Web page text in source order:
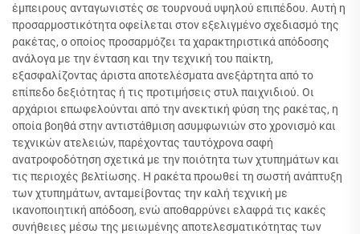
έμπειρους ανταγωνιστές σε τουρνουά υψηλού επιπέδου. Αυτή η
προσαρμοστικότητα οφείλεται στον εξελιγμένο σχεδιασμό της
ρακέτας, ο οποίος προσαρμόζει τα χαρακτηριστικά απόδοσης
ανάλογα με την ένταση και την τεχνική του παίκτη,
εξασφαλίζοντας άριστα αποτελέσματα ανεξάρτητα από το
επίπεδο δεξιότητας ή τις προτιμήσεις στυλ παιχνιδιού. Οι
αρχάριοι επωφελούνται από την ανεκτική φύση της ρακέτας, η
οποία βοηθά στην αντιστάθμιση ασυμφωνιών στο χρονισμό και
τεχνικών ατελειών, παρέχοντας ταυτόχρονα σαφή
ανατροφοδότηση σχετικά με την ποιότητα των χτυπημάτων και
τις περιοχές βελτίωσης. Η ρακέτα προωθεί τη σωστή ανάπτυξη
των χτυπημάτων, ανταμείβοντας την καλή τεχνική με
ικανοποιητική απόδοση, ενώ αποθαρρύνει ελαφρά τις κακές
συνήθειες μέσω της μειωμένης αποτελεσματικότητας των